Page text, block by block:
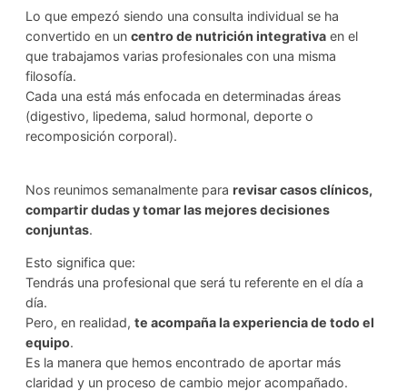
Lo que empezó siendo una consulta individual se ha
convertido en un centro de nutrición integrativa en el
que trabajamos varias profesionales con una misma
filosofía.
Cada una está más enfocada en determinadas áreas
(digestivo, lipedema, salud hormonal, deporte o
recomposición corporal).
Nos reunimos semanalmente para revisar casos clínicos,
compartir dudas y tomar las mejores decisiones
conjuntas.
Esto significa que:
Tendrás una profesional que será tu referente en el día a
día.
Pero, en realidad, te acompaña la experiencia de todo el
equipo.
Es la manera que hemos encontrado de aportar más
claridad y un proceso de cambio mejor acompañado.